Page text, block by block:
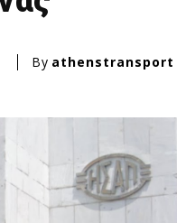
By athenstransport